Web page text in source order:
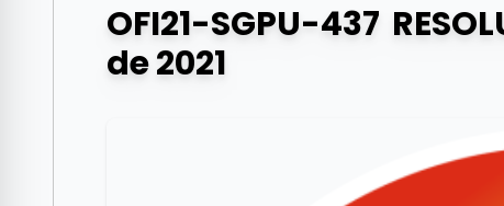
OFI21-SGPU-437
de 2021